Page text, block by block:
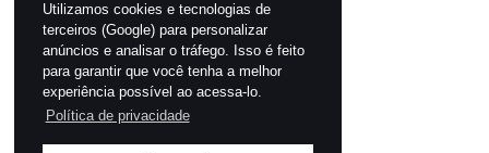
Utilizamos cookies e tecnologias de
terceiros (Google) para personalizar
anúncios e analisar o tráfego. Isso é feito
para garantir que você tenha a melhor
experiência possível ao acessa-lo.
Política de privacidade